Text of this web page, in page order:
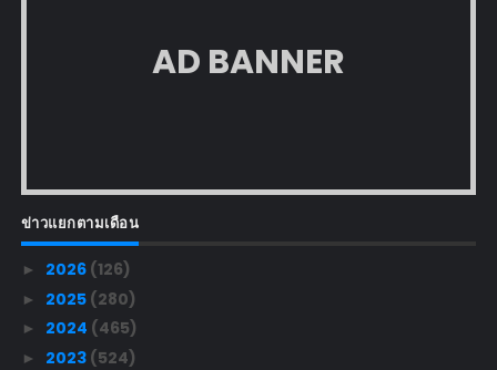
AD BANNER
ข่าวแยกตามเดือน
► 2026 (126)
► 2025 (280)
► 2024 (465)
► 2023 (524)